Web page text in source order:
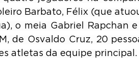
Barbato, Félix (que
o meia Gabriel Rapchan
de Osvaldo Cruz, 20
atletas da equipe principal.